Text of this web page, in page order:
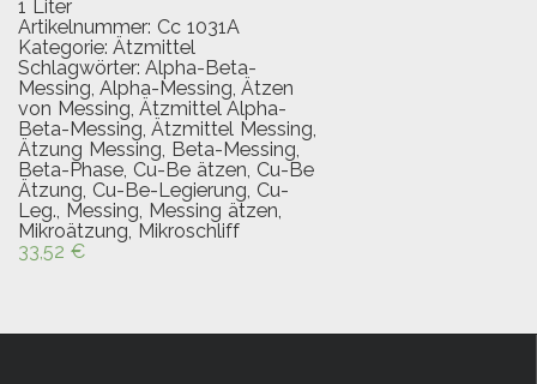
1 Liter
Artikelnummer: Cc 1031A
Kategorie: Ätzmittel
Schlagwörter: Alpha-Beta-
Messing, Alpha-Messing, Ätzen
von Messing, Ätzmittel Alpha-
Beta-Messing, Ätzmittel Messing,
Ätzung Messing, Beta-Messing,
Beta-Phase, Cu-Be ätzen, Cu-Be
Ätzung, Cu-Be-Legierung, Cu-
Leg., Messing, Messing ätzen,
Mikroätzung, Mikroschliff
33,52 €